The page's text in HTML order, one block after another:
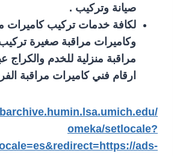
صيانة وتركيب .
لكافة خدمات تركيب كاميرات
وكاميرات مراقبة صغيرة
مراقبة منزلية للخدم والكراج
ارقام فني كاميرات مراقبة
omeka/setlocale?
ads-